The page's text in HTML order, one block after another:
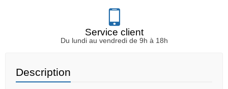
Service client
Du lundi au vendredi de 9h à 18h
Description